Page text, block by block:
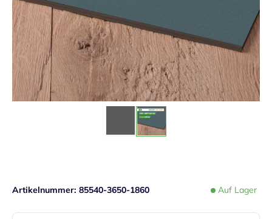
Auf Lager
Artikelnummer 85540-3650-1860